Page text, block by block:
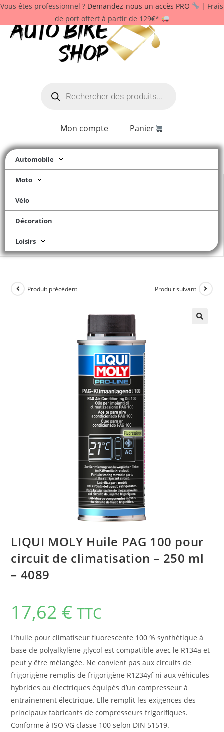
Vous êtes professionnel ? Demandez-nous un accès PRO
| Frais
de port offert à partir de 129€*
Mon compte Panier
Automobile
Moto
Vélo
Décoration
Loisirs
Produit précédent Produit suivant
LIQUI MOLY Huile PAG 100 pour
circuit de clima­ti­sa­tion – 250 ml
– 4089
17,62 € TTC
L’huile pour climatiseur fluorescente 100 % synthétique à
base de polyalkylène-glycol est compatible avec le R134a et
peut y être mélangée. Ne convient pas aux circuits de
frigorigène remplis de frigorigène R1234yf ni aux véhicules
hybrides ou électriques équipés d’un compresseur à
entraînement électrique. Elle remplit les exigences des
principaux fabricants de compresseurs frigorifiques.
Conforme à ISO VG classe 100 selon DIN 51519.